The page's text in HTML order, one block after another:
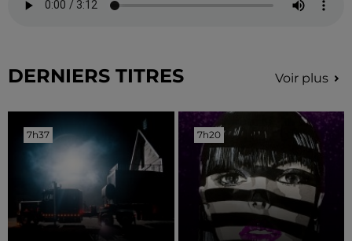
DERNIERS TITRES Voir plus
7h37
7h37 7h20
7h20